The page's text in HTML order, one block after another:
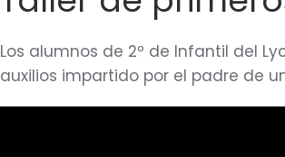
Los alumnos de 2º de Infantil del
auxilios impartido por el padre de